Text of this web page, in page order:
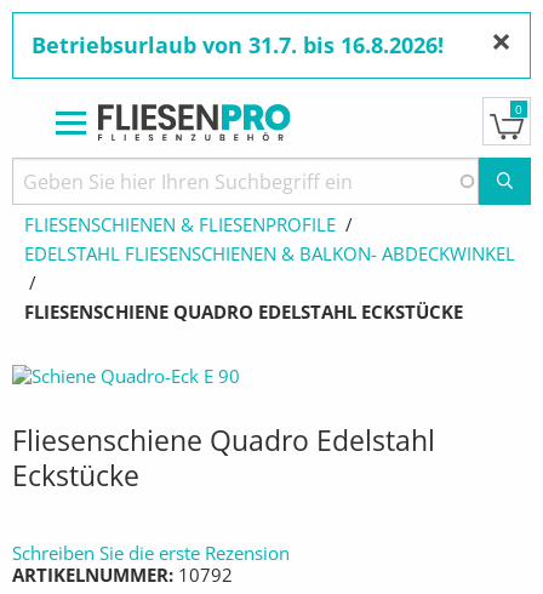
zum
Inhalt
Betriebsurlaub von 31.7. bis 16.8.2026! ×
0
Pfadnavigation
STARTSEITE
PRODUKTE
FLIESENSCHIENEN & FLIESENPROFILE
EDELSTAHL FLIESENSCHIENEN & BALKON- ABDECKWINKEL
AKTUELL:
FLIESENSCHIENE QUADRO EDELSTAHL ECKSTÜCKE
Fliesenschiene Quadro Edelstahl
Eckstücke
Schreiben Sie die erste Rezension
ARTIKELNUMMER 10792